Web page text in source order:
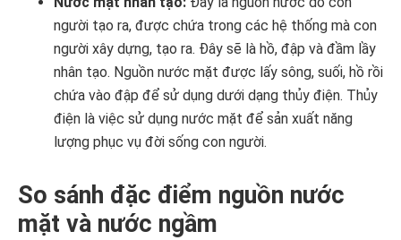
người tạo ra, được chứa trong các hệ thống mà con
người xây dựng, tạo ra. Đây sẽ là hồ, đập và đầm lầy
nhân tạo. Nguồn nước mặt được lấy sông, suối, hồ rồi
chứa vào đập để sử dụng dưới dạng thủy điện. Thủy
điện là việc sử dụng nước mặt để sản xuất năng
lượng phục vụ đời sống con người.
So sánh đặc điểm nguồn nước
mặt và nước ngầm